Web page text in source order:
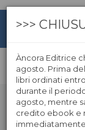
>>>
Àncora Editrice
agosto. Prima
libri ordinati
durante il
agosto, mentre
credito ebook e